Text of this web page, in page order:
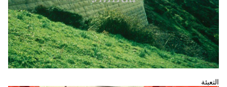
التعبئة